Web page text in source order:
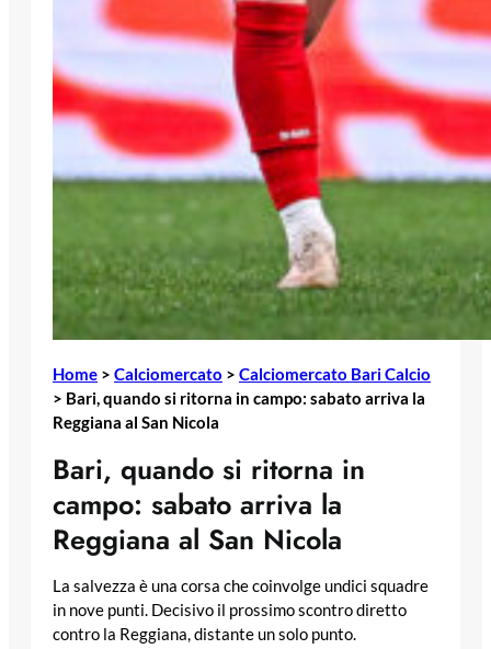
Home > Calciomercato > Calciomercato Bari Calcio
> Bari, quando si ritorna in campo: sabato arriva la
Reggiana al San Nicola
Bari, quando si ritorna in
campo: sabato arriva la
Reggiana al San Nicola
La salvezza è una corsa che coinvolge undici squadre
in nove punti. Decisivo il prossimo scontro diretto
contro la Reggiana, distante un solo punto.